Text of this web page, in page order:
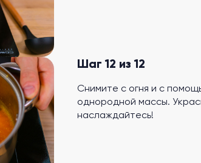
Шаг 12 из 12
Снимите с огня и с
однородной массы.
наслаждайтесь!